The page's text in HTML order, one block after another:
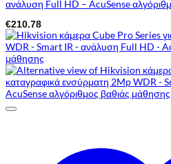
ανάλυση Full HD – AcuSense
€210.78